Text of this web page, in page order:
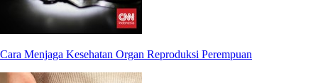
Cara Menjaga Kesehatan Organ Reproduksi Perempuan